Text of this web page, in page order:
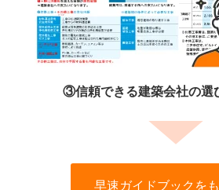
③信頼できる建築会社の選
早速ガイドブックをも